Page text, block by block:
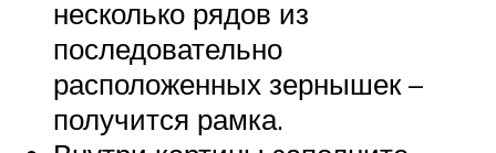
несколько рядов из
последовательно
расположенных зернышек –
получится рамка.